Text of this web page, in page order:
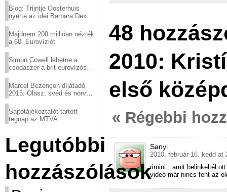
Blog: Trijntje Oosterhuis
nyerte az idei Barbara Dex
Majdnem 200 millióan nézték
a 60. Eurovíziót
Simon Cowell lehetne a
csodaszer a brit eurovízós
Marcel Bezençon díjátadó
2015: Olasz, svéd és norvég
Sajtótájékoztatót tartott
tegnap az MTVA
Legutóbbi
hozzászólások
48
2010:
első
« Régebbi
Sanyi
2010. február 16. kedd at
rimini…amit belinkeltél
videó már nincs fent az